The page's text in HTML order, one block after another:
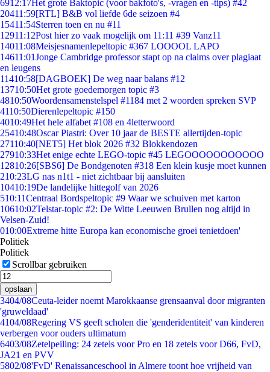
6912:17Het grote Baktopic (voor bakfoto's, -vragen en -tips) #42
20411:59[RTL] B&B vol liefde 6de seizoen #4
15411:54Sterren toen en nu #11
12911:12Post hier zo vaak mogelijk om 11:11 #39 Vanz11
14011:08Meisjesnamenlepeltopic #367 LOOOOL LAPO
14611:01Jonge Cambridge professor stapt op na claims over plagiaat
en leugens
11410:58[DAGBOEK] De weg naar balans #12
13710:50Het grote goedemorgen topic #3
4810:50Woordensamenstelspel #1184 met 2 woorden spreken SVP
4110:50Dierenlepeltopic #150
4010:49Het hele alfabet #108 en 4letterwoord
25410:48Oscar Piastri: Over 10 jaar de BESTE allertijden-topic
27110:40[NET5] Het blok 2026 #32 Blokkendozen
27910:33Het enige echte LEGO-topic #45 LEGOOOOOOOOOOO
12810:26[SBS6] De Bondgenoten #318 Een klein kusje moet kunnen
210:23LG nas n1t1 - niet zichtbaar bij aansluiten
10410:19De landelijke hittegolf van 2026
510:11Centraal Bordspeltopic #9 Waar we schuiven met karton
10610:02Telstar-topic #2: De Witte Leeuwen Brullen nog altijd in
Velsen-Zuid!
010:00Extreme hitte Europa kan economische groei tenietdoen'
Politiek
Politiek
Scrollbar gebruiken
opslaan
3404/08Ceuta-leider noemt Marokkaanse grensaanval door migranten
'gruweldaad'
4104/08Regering VS geeft scholen die 'genderidentiteit' van kinderen
verbergen voor ouders ultimatum
6403/08Zetelpeiling: 24 zetels voor Pro en 18 zetels voor D66, FvD,
JA21 en PVV
5802/08'FvD' Renaissanceschool in Almere toont hoe vrijheid van